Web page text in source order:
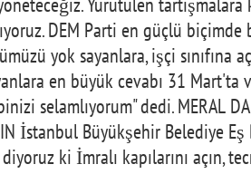
DEM Parti en güçlü biçimde
yok sayanlara, işçi sınıfına
en büyük cevabı 31 Mart'ta
selamlıyorum" dedi. MERAL
İstanbul Büyükşehir Belediye Eş
ki İmralı kapılarını açın,